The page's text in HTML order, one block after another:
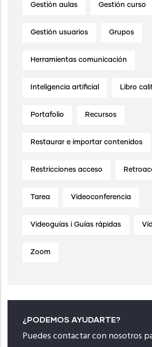
Gestión aulas Gestión curso
Gestión usuarios Grupos
Herramientas comunicación
Inteligencia artificial Libro
Portafolio Recursos
Restaurar e importar contenidos
Restricciones acceso
Tarea Videoconferencia
Videoguías i Guías rápidas
Zoom
¿PODEMOS AYUDARTE?
Puedes contactar con nosotros